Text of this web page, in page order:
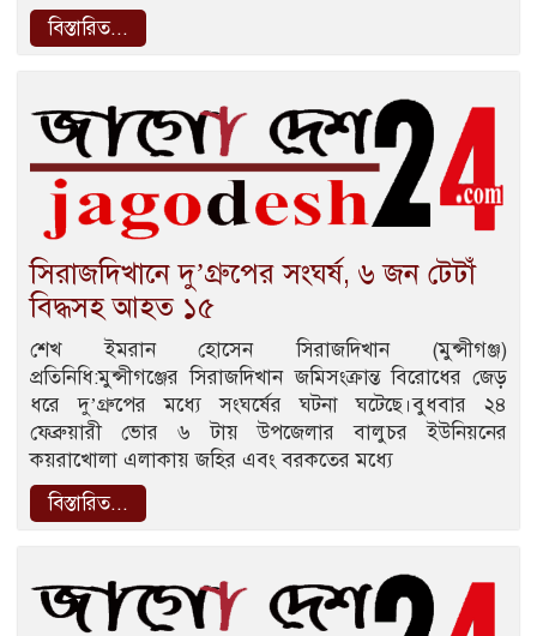
বিস্তারিত...
সিরাজদিখানে দু’গ্রুপের সংঘর্ষ, ৬ জন টেটাঁ
বিদ্ধসহ আহত ১৫
শেখ ইমরান হোসেন সিরাজদিখান (মুন্সীগঞ্জ)
প্রতিনিধি:মুন্সীগঞ্জের সিরাজদিখান জমিসংক্রান্ত বিরোধের জেড়
ধরে দু’গ্রুপের মধ্যে সংঘর্ষের ঘটনা ঘটেছে।বুধবার ২৪
ফেব্রুয়ারী ভোর ৬ টায় উপজেলার বালুচর ইউনিয়নের
কয়রাখোলা এলাকায় জহির এবং বরকতের মধ্যে
বিস্তারিত...